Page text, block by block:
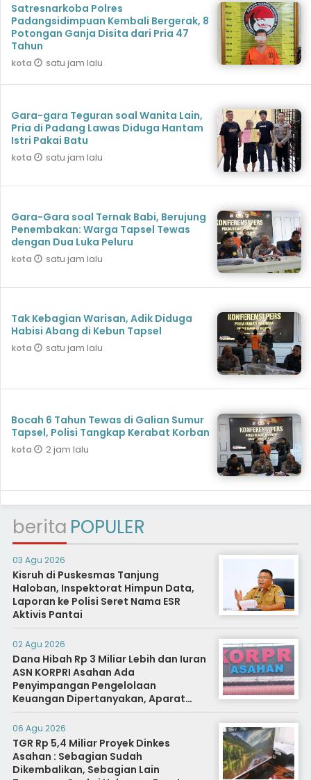
Satresnarkoba Polres
Padangsidimpuan Kembali Bergerak, 8
Potongan Ganja Disita dari Pria 47
Tahun
kota satu jam lalu
Gara-gara Teguran soal Wanita Lain,
Pria di Padang Lawas Diduga Hantam
Istri Pakai Batu
kota satu jam lalu
Gara-Gara soal Ternak Babi, Berujung
Penembakan: Warga Tapsel Tewas
dengan Dua Luka Peluru
kota satu jam lalu
Tak Kebagian Warisan, Adik Diduga
Habisi Abang di Kebun Tapsel
kota satu jam lalu
Bocah 6 Tahun Tewas di Galian Sumur
Tapsel, Polisi Tangkap Kerabat Korban
kota 2 jam lalu
berita POPULER
03 Agu 2026
Kisruh di Puskesmas Tanjung
Haloban, Inspektorat Himpun Data,
Laporan ke Polisi Seret Nama ESR
Aktivis Pantai
02 Agu 2026
Dana Hibah Rp 3 Miliar Lebih dan Iuran
ASN KORPRI Asahan Ada
Penyimpangan Pengelolaan
Keuangan Dipertanyakan, Aparat
Diminta Segera Usut
06 Agu 2026
TGR Rp 5,4 Miliar Proyek Dinkes
Asahan : Sebagian Sudah
Dikembalikan, Sebagian Lain